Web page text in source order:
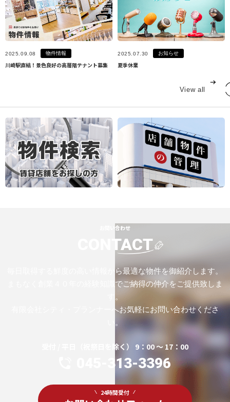
2025.09.08 物件情報
川崎駅直結！景色良好の高層階テナント募集
2025.07.30 お知らせ
夏季休業
View all
お問い合わせ
CONTACT
毎日取得する鮮度の高い情報から最適な物件を御紹介します。
まもなく創業４０年の経験知識でご納得の仲介をご提供致しま
す。
有限会社シティ・プランナーへお気軽にお問い合わせくださ
い。
受付 / 平日（祝祭日を除く） 9：00 ～ 17：00
045-313-3396
24時間受付